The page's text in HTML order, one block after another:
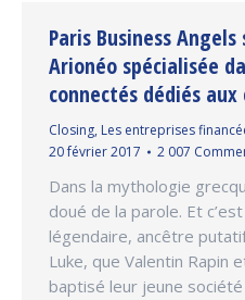
Paris Business
Arionéo spécialisée
connectés dédiés aux
Closing, Les entreprises
20 février 2017
2 007
Dans la mythologie
doué de la parole. Et
légendaire, ancêtre
Luke, que Valentin Rapin
baptisé leur jeune société